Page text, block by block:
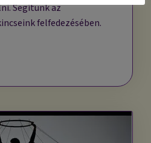
Segítünk az
felfedezésében.